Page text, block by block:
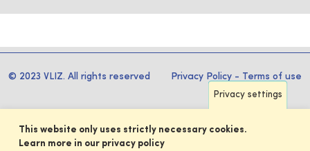
© 2023 VLIZ. All rights reserved Privacy Policy - Terms of use
Privacy settings
This website only uses strictly necessary cookies.
Learn more in our privacy policy